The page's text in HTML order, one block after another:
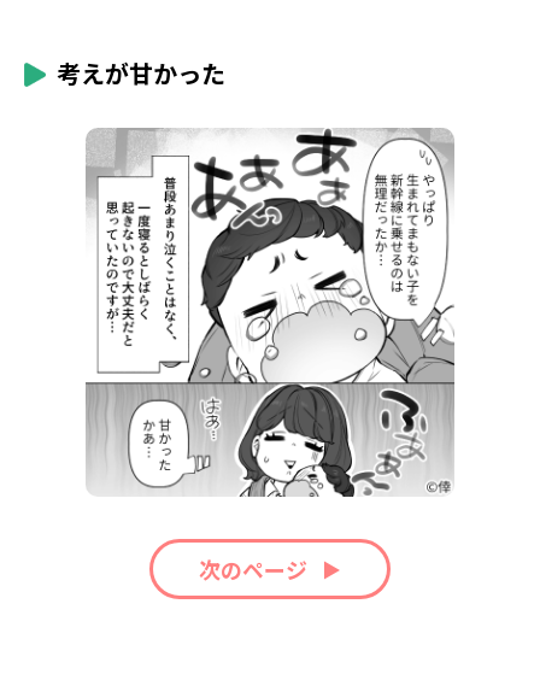
考えが甘かった
次のページ